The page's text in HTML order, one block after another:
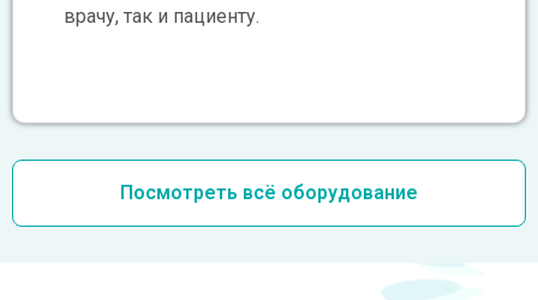
врачу, так и пациенту.
Посмотреть всё оборудование